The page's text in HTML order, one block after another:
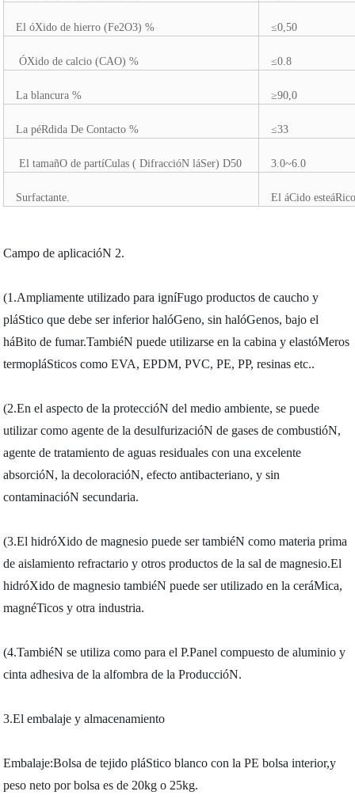
El óXido de hierro (Fe2O3) % ≤0,50
ÓXido de calcio (CAO) % ≤0.8
La blancura % ≥90,0
La péRdida De Contacto % ≤33
El tamañO de partíCulas ( DifraccióN láSer) D50 3.0~6.0
Surfactante. El áCido
Campo de aplicacióN 2.
(1.Ampliamente utilizado para igníFugo productos de caucho y
pláStico que debe ser inferior halóGeno, sin halóGenos, bajo el
háBito de fumar.TambiéN puede utilizarse en la cabina y elastóMeros
termopláSticos como EVA, EPDM, PVC, PE, PP, resinas etc..
(2.En el aspecto de la proteccióN del medio ambiente, se puede
utilizar como agente de la desulfurizacióN de gases de combustióN,
agente de tratamiento de aguas residuales con una excelente
absorcióN, la decoloracióN, efecto antibacteriano, y sin
contaminacióN secundaria.
(3.El hidróXido de magnesio puede ser tambiéN como materia prima
de aislamiento refractario y otros productos de la sal de magnesio.El
hidróXido de magnesio tambiéN puede ser utilizado en la ceráMica,
magnéTicos y otra industria.
(4.TambiéN se utiliza como para el P.Panel compuesto de aluminio y
cinta adhesiva de la alfombra de la ProduccióN.
3.El embalaje y almacenamiento
Embalaje:Bolsa de tejido pláStico blanco con la PE bolsa interior,y
peso neto por bolsa es de 20kg o 25kg.